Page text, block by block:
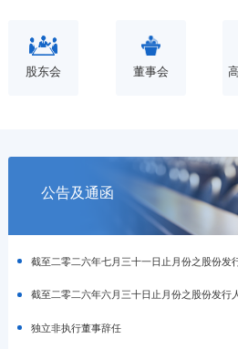
股东会 董事会
公告及通函
截至二零二六年七月三十一日止月份之股份发
截至二零二六年六月三十日止月份之股份发行
独立非执行董事辞任